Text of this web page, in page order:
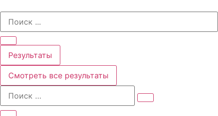
содержимому
Search
Результаты
Смотреть все результаты